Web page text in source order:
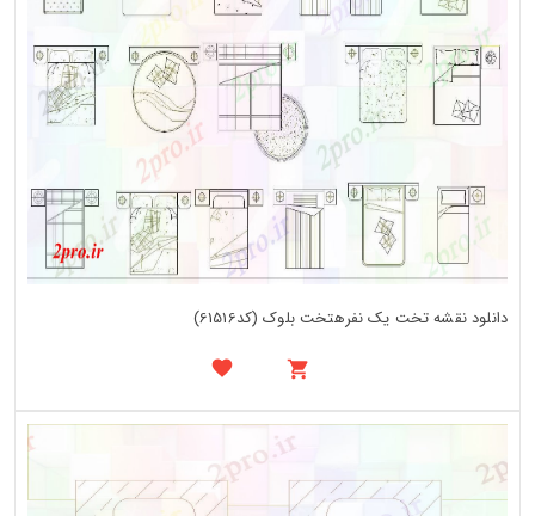
دانلود نقشه تخت یک نفرهتخت بلوک (کد61516)